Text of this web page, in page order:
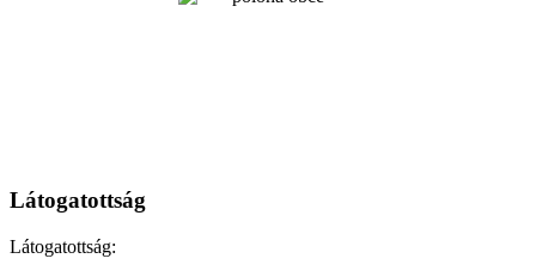
Látogatottság
Látogatottság: